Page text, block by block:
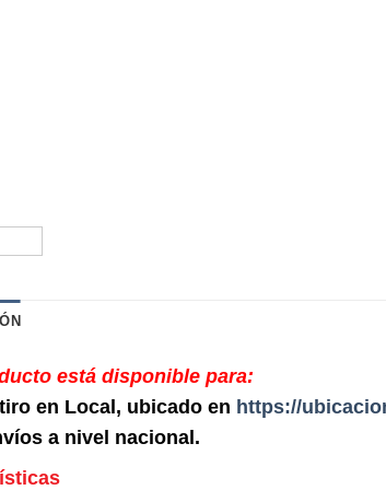
está disponible para:
en Local, ubicado en https://
a nivel nacional.